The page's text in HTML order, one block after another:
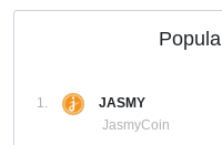
1.
JASMY
JasmyCoin